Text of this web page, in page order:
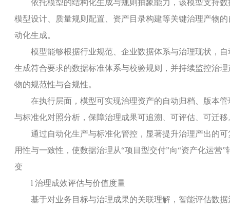
依托模型的结构化生成与规则抽象能力，该模型支持数
模型设计、质量规则配置、资产目录构建等关键治理产物的
动化生成。
模型能够根据行业规范、企业数据体系与治理现状，自
生成符合要求的数据标准体系与校验规则，并持续监控治理
物的规范性与合规性。
在执行层面，模型可实现治理资产的自动归档、版本管
与标准化对照分析，保障治理成果可追溯、可评估、可迁移
通过自动化生产与标准化管控，显著提升治理产出的可
用性与一致性，使数据治理从“项目型交付”向“资产化运营”
变
l 治理成效评估与价值度量
基于对业务目标与治理成果的关联理解，智能评估数据